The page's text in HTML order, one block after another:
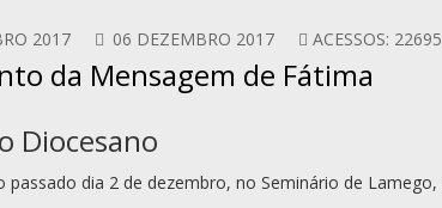
2017
06 DEZEMBRO 2017 ACESSOS: 22695
da Mensagem de Fátima
Diocesano
passado dia 2 de dezembro, no Seminário de